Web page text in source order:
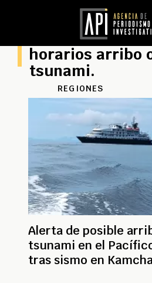
horarios arribo
tsunami.
REGIONES
Alerta de posible
tsunami en el
tras sismo en